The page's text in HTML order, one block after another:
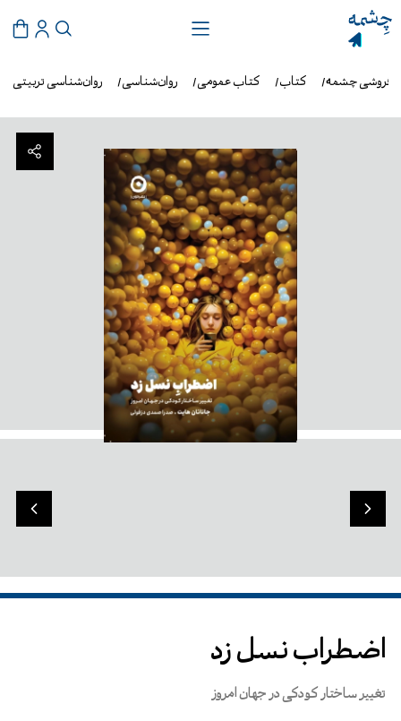
روان‌شناسی تربیتی روان‌شناسی کتاب عمومی کتاب چشمه
اضطراب نسل زد
تغییر ساختار کودکی در جهان امروز